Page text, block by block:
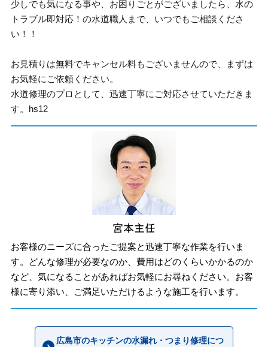
少しでも気になる事や、お困りごとがございましたら、水の
トラブル即対応！の水道職人まで、いつでもご相談くださ
い！！
お見積りは無料でキャンセル料もございませんので、まずは
お気軽にご依頼ください。
水道修理のプロとして、迅速丁寧にご対応させていただきま
す。hs12
お客様のニーズに合ったご提案と迅速丁寧な作業を行いま
す。どんな修理が必要なのか、費用はどのくらいかかるのか
など、気になることがあればお気軽にお尋ねください。お客
様に寄り添い、ご満足いただけるような施工を行います。
広島市のキッチンの水漏れ・つまり修理につ